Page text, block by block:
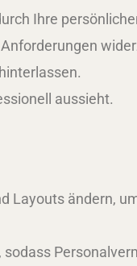
Ihre
aussieht.
Layouts ändern,